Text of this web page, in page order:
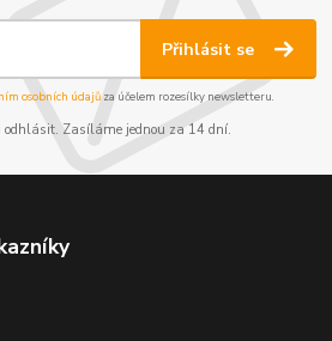
Přihlásit se
osobních údajůza účelem rozesílky newsletteru.
odhlásit. Zasíláme jednou za 14 dní.